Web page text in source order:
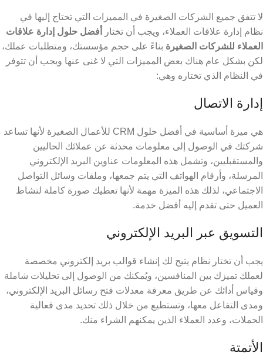
لا تتفق جميع الشركات الصغيرة في المميزات التي تحتاج إليها في
نظام إدارة علاقات العملاء، ويجب أن تختار
أفضل حلول إدارة علاقات
العملاء للشركات الصغيرة بناءً على حجم مؤسستك، ومتطلبات عملك،
لكن بشكل عام هناك بعض المميزات التي لا غنى عنها ويجب أن تتوفر
في النظام الذي تختاره وهي:
إدارة الاتصال
هي ميزة أساسية في أفضل حلول CRM للأعمال الصغيرة
لأنها تساعد
شركتك في الوصول إلى معلومات محدثة عن عملائك الحاليين
والمستقبليين، وتشمل هذه المعلومات عناوين البريد الإلكتروني
المرسلة، وأرقام الهواتف التي يتم جمعها، وملفات وسائل التواصل
الاجتماعي، لذلك هذه الميزة مهمة لأنها تعطيك صورة كاملة لنشاط
العميل حتى تقدم إليه أفضل خدمة.
التسويق عبر البريد الإلكتروني
يجب أن تختار نظام يتيح لك إنشاء قوالب بريد إلكتروني مخصصة
لعملك تميزك بين المنافسين، ويُمكنك من الوصول إلى تحليلات شاملة
وقياس أدائك عن طريق معرفة معدلات فتح رسائل البريد الإلكتروني،
ومدى التفاعل معها، وتستطيع من خلال ذلك تحديد مدى فعالية
الحملات، وعدد العملاء الذين يمكنهم الشراء منك.
الأتمتة